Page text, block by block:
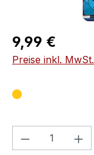
Regulärer Preis:
9,99 €
Preise inkl.
Produkt